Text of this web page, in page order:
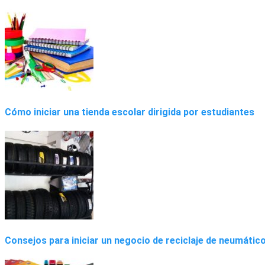
Cómo iniciar una tienda escolar dirigida por estudiantes
Consejos para iniciar un negocio de reciclaje de